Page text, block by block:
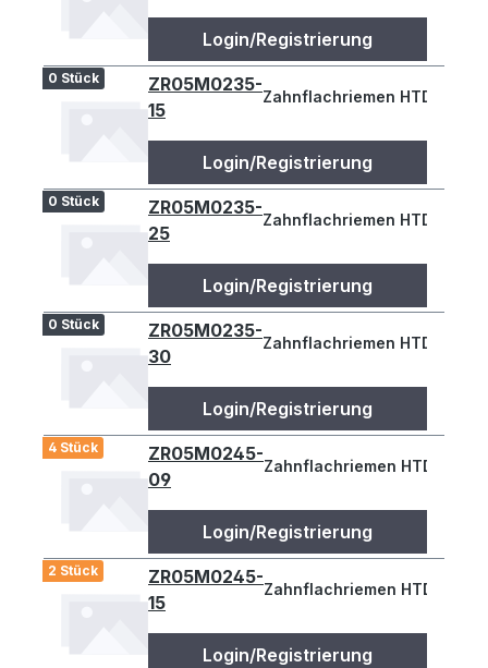
Login/Registrierung
0 Stück
ZR05M0235-
15
Zahnflachriemen HTD 235-
Login/Registrierung
0 Stück
ZR05M0235-
25
Zahnflachriemen HTD 235-
Login/Registrierung
0 Stück
ZR05M0235-
30
Zahnflachriemen HTD 235-
Login/Registrierung
4 Stück
ZR05M0245-
09
Zahnflachriemen HTD 245-
Login/Registrierung
2 Stück
ZR05M0245-
15
Zahnflachriemen HTD 245-
Login/Registrierung